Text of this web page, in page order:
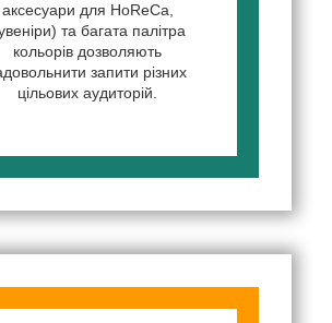
аксесуари для HoReCa,
та багата палітра
кольорів дозволяють
запити різних
цільових аудиторій.